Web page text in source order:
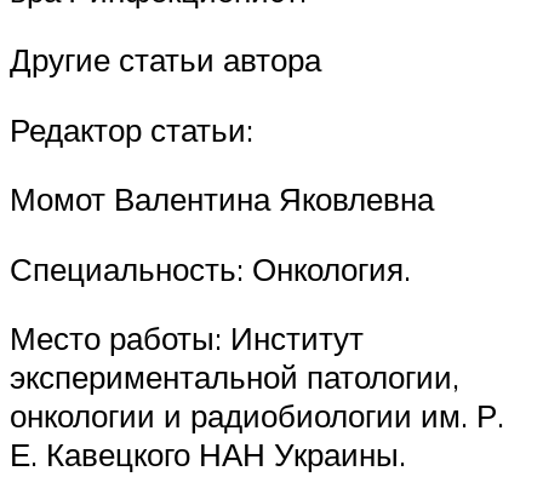
Другие статьи автора
Редактор статьи:
Момот Валентина Яковлевна
Специальность: Онкология.
Место работы: Институт
экспериментальной патологии,
онкологии и радиобиологии им. Р.
Е. Кавецкого НАН Украины.